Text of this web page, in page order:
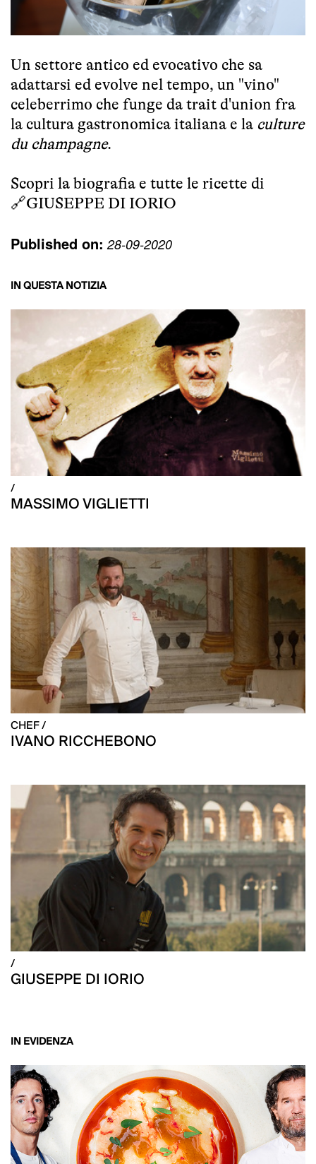
Un settore antico ed evocativo che sa
adattarsi ed evolve nel tempo, un "vino"
celeberrimo che funge da trait d'union fra
la cultura gastronomica italiana e la culture
du champagne.
Scopri la biografia e tutte le ricette di
🔗GIUSEPPE DI IORIO
Published on: 28-09-2020
IN QUESTA NOTIZIA
/
MASSIMO VIGLIETTI
CHEF /
IVANO RICCHEBONO
/
GIUSEPPE DI IORIO
IN EVIDENZA